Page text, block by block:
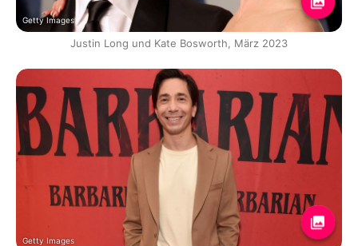
Getty Images
Justin Long und Kate Bosworth, März 2023
Getty Images